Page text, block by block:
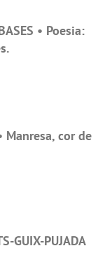
• Poesia:
Manresa, cor de
GUIX-PUJADA